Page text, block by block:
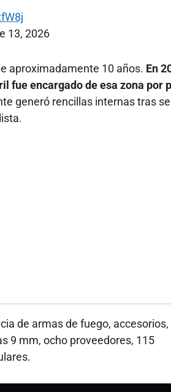
13, 2026
aproximadamente 10 años. En
fue encargado de esa zona por
generó rencillas internas tras
de armas de fuego, accesorios,
9 mm, ocho proveedores, 115